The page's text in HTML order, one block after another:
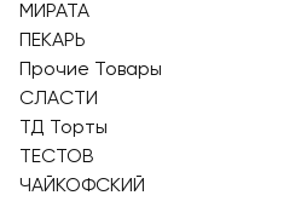
МИРАТА
ПЕКАРЬ
Прочие Товары
СЛАСТИ
ТД Торты
ТЕСТОВ
ЧАЙКОФСКИЙ